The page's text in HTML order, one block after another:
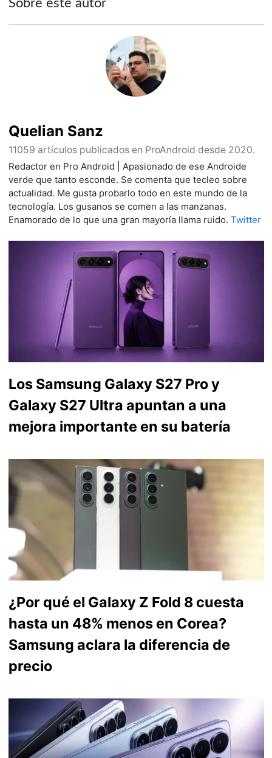
Sobre este autor
Quelian Sanz
11059 artículos publicados en ProAndroid desde 2020.
Redactor en Pro Android | Apasionado de ese Androide
verde que tanto esconde. Se comenta que tecleo sobre
actualidad. Me gusta probarlo todo en este mundo de la
tecnología. Los gusanos se comen a las manzanas.
Enamorado de lo que una gran mayoría llama ruido. Twitter
Los Samsung Galaxy S27 Pro y
Galaxy S27 Ultra apuntan a una
mejora importante en su batería
¿Por qué el Galaxy Z Fold 8 cuesta
hasta un 48% menos en Corea?
Samsung aclara la diferencia de
precio